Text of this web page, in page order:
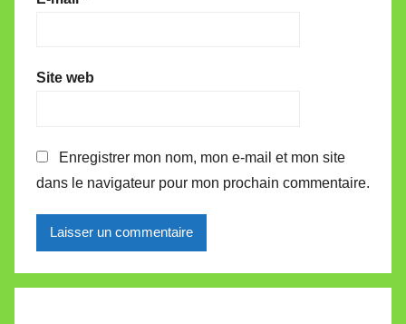
Site web
Enregistrer mon nom, mon e-mail et mon site
dans le navigateur pour mon prochain commentaire.